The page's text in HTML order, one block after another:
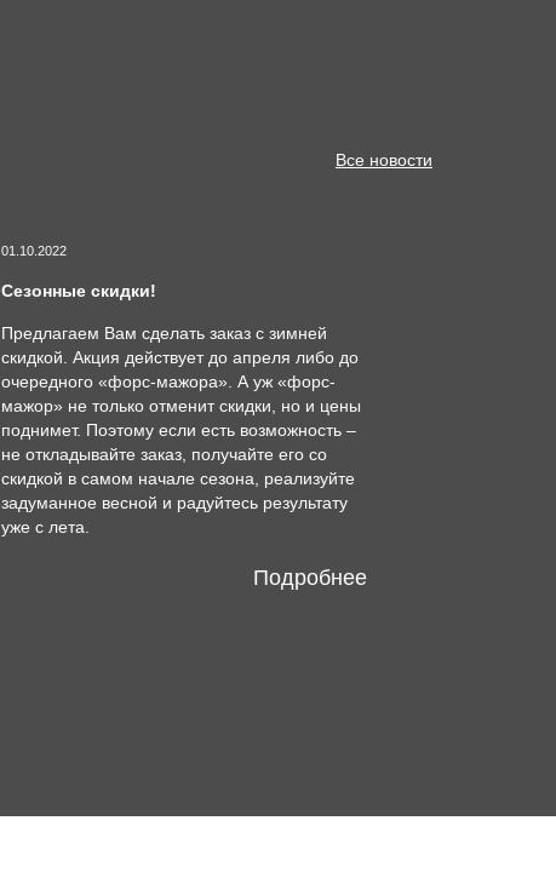
Все новости
01.10.2022
Сезонные скидки!
Предлагаем Вам сделать заказ с зимней
скидкой. Акция действует до апреля либо до
очередного «форс-мажора». А уж «форс-
мажор» не только отменит скидки, но и цены
поднимет. Поэтому если есть возможность –
не откладывайте заказ, получайте его со
скидкой в самом начале сезона, реализуйте
задуманное весной и радуйтесь результату
уже с лета.
Подробнее